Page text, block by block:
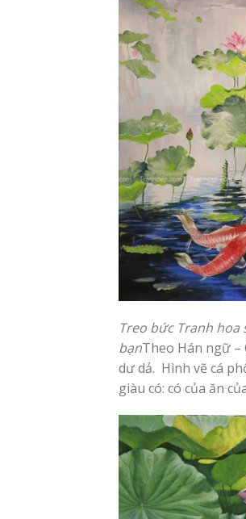
Treo bức Tranh hoa
bạnTheo Hán ngữ –
dư dả. Hình vẽ cá
giàu có: có của ăn